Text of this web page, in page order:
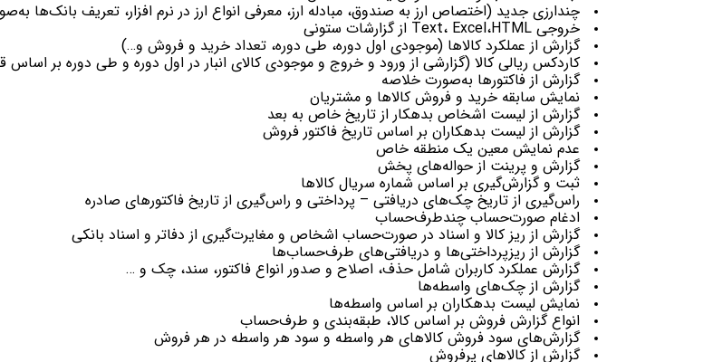
چندارزی جدید (اختصاص ارز به صندوق، مبادله ارز، معرفی انواع ارز در نرم افزار، تعریف بانک‌ها
خروجی Text، Excel،HTML از گزارشات ستونی
گزارش از عملکرد کالاها (موجودی اول دوره، طی دوره، تعداد خرید و فروش و…)
کاردکس ریالی کالا (گزارشی از ورود و خروج و موجودی کالای انبار در اول دوره و طی دوره بر
گزارش از فاکتورها ‌به‌صورت خلاصه
نمایش سابقه خرید و فروش کالاها و مشتریان
گزارش از لیست اشخاص بدهکار از تاریخ خاص به بعد
گزارش از لیست بدهکاران بر اساس تاریخ فاکتور فروش
عدم نمایش معین یک منطقه خاص
گزارش و پرینت از حواله‌‌های پخش
ثبت و گزارش‌گیری بر اساس شماره سریال کالاها
راس‌گیری از تاریخ چک‌‌های دریافتی – پرداختی و راس‌گیری از تاریخ فاکتور‌‌های صادره
ادغام ‌‌صورت‌حساب چند‌‌طرف‌حساب
گزارش از ریز کالا و اسناد در ‌‌صورت‌حساب اشخاص و مغایرت‌گیری از دفاتر و اسناد بانکی
گزارش از ریزپرداختی‌‌ها و دریافتی‌‌های ‌‌طرف‌حساب‌ها
گزارش عملکرد کاربران شامل حذف، اصلاح و صدور انواع فاکتور، سند، چک و …
گزارش از چک‌های واسطه‌ها
نمایش لیست بدهکاران بر اساس واسطه‌ها
انواع گزارش فروش بر اساس کالا، طبقه‌بندی و ‌‌طرف‌حساب
گزارش‌های سود فروش کالاهای هر واسطه و سود هر واسطه در هر فروش
گزارش از کالاهای پرفروش